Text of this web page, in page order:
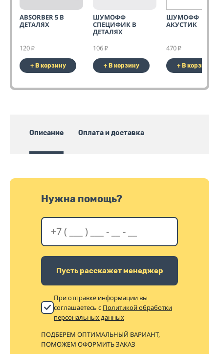
ABSORBER 5 В
ДЕТАЛЯХ
120 ₽
+ В корзину
ШУМОФФ
СПЕЦИФИК В
ДЕТАЛЯХ
106 ₽
+ В корзину
ШУМОФФ
АКУСТИК
470 ₽
+ В корзину
Описание Оплата и доставка
Нужна помощь?
Пусть расскажет менеджер
При отправке информации вы
соглашаетесь с Политикой обработки
персональных данных
ПОДБЕРЕМ ОПТИМАЛЬНЫЙ ВАРИАНТ,
ПОМОЖЕМ ОФОРМИТЬ ЗАКАЗ